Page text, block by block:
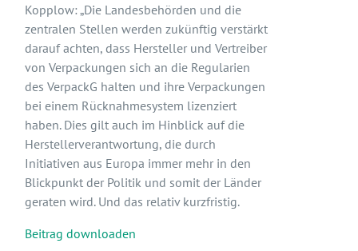
Kopplow: „Die Landesbehörden und die
zentralen Stellen werden zukünftig verstärkt
darauf achten, dass Hersteller und Vertreiber
von Verpackungen sich an die Regularien
des VerpackG halten und ihre Verpackungen
bei einem Rücknahmesystem lizenziert
haben. Dies gilt auch im Hinblick auf die
Herstellerverantwortung, die durch
Initiativen aus Europa immer mehr in den
Blickpunkt der Politik und somit der Länder
geraten wird. Und das relativ kurzfristig.
Beitrag downloaden